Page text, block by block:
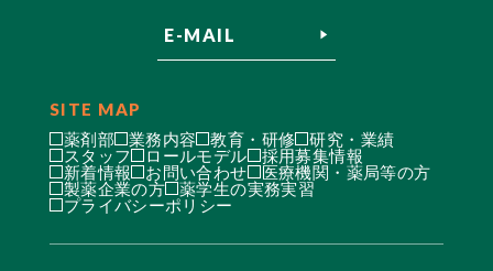
E-MAIL
SITE MAP
薬剤部 業務内容 教育・研修
研究・業績
スタッフ
ロールモデル
採用募集情報
新着情報
お問い合わせ
医療機関・薬局等の方
製薬企業の方
薬学生の実務実習
プライバシーポリシー